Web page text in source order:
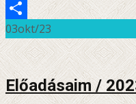
Email
Ossza
meg
03okt/23
Előadásaim /